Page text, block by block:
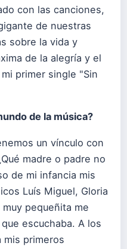
con las canciones,
de nuestras
sobre la vida y
de la alegría y el
primer single "Sin
de la música?
un vínculo con
madre o padre no
de mi infancia mis
Luís Miguel, Gloria
pequeñita me
escuchaba. A los
mis primeros